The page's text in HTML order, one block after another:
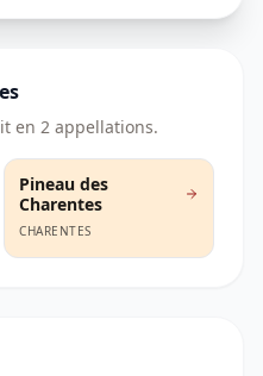
en 2 appellations.
Pineau des
Charentes
CHARENTES